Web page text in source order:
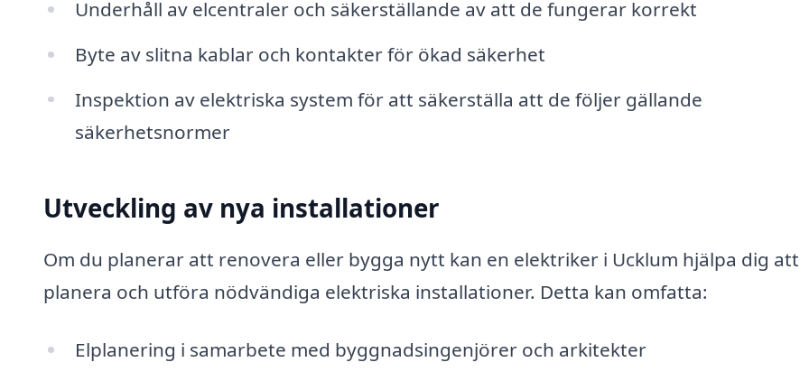
Underhåll av elcentraler och säkerställande av att de fungerar korrekt
Byte av slitna kablar och kontakter för ökad säkerhet
Inspektion av elektriska system för att säkerställa att de följer gällande
säkerhetsnormer
Utveckling av nya installationer
Om du planerar att renovera eller bygga nytt kan en elektriker i Ucklum hjälpa dig att
planera och utföra nödvändiga elektriska installationer. Detta kan omfatta:
Elplanering i samarbete med byggnadsingenjörer och arkitekter